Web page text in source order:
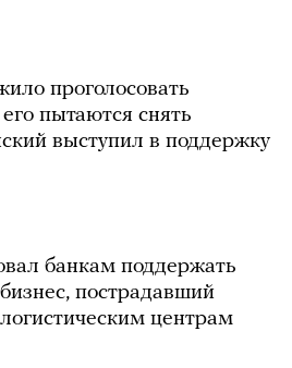
проголосовать
пытаются снять
выступил в поддержку
банкам поддержать
пострадавший
центрам